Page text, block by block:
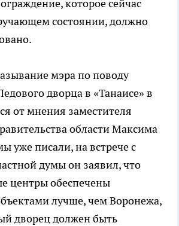
которое сейчас
состоянии, должно
мэра по поводу
дворца в «Танаисе» в
от мнения заместителя
области Максима
уже писали, на встрече с
думы он заявил, что
центры обеспечены
лучше, чем Воронежа,
дворец должен быть